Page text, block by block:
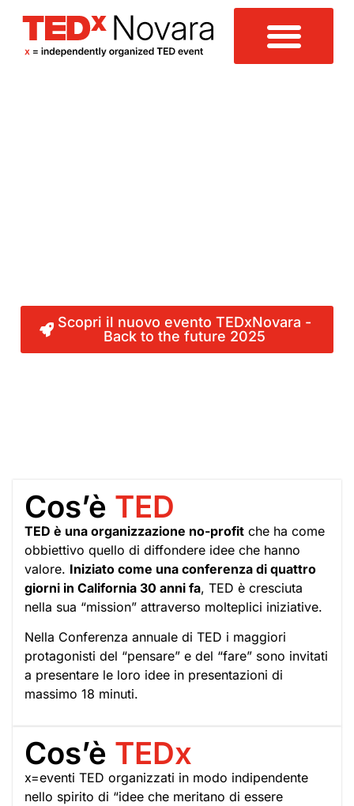
Scopri il nuovo evento TEDxNovara -
Back to the future 2025
Cos’è TED
TED è una organizzazione no-profit che ha come
obbiettivo quello di diffondere idee che hanno
valore. Iniziato come una conferenza di quattro
giorni in California 30 anni fa, TED è cresciuta
nella sua “mission” attraverso molteplici iniziative.
Nella Conferenza annuale di TED i maggiori
protagonisti del “pensare” e del “fare” sono invitati
a presentare le loro idee in presentazioni di
massimo 18 minuti.
Cos’è TEDx
x=eventi TED organizzati in modo indipendente
nello spirito di “idee che meritano di essere